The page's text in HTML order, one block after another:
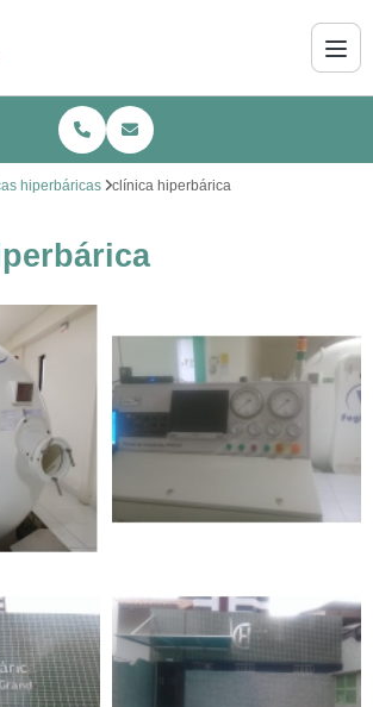
hiperbáricas clínica hiperbárica